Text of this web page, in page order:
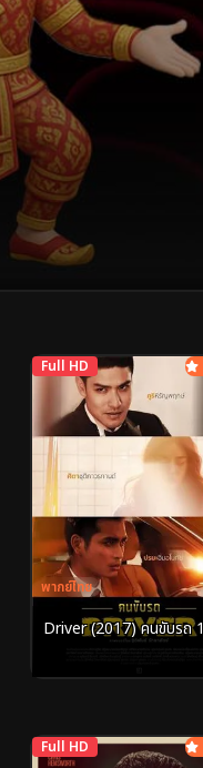
Full HD
พากย์ไทย
Driver (2017) คนขับรถ
Full HD